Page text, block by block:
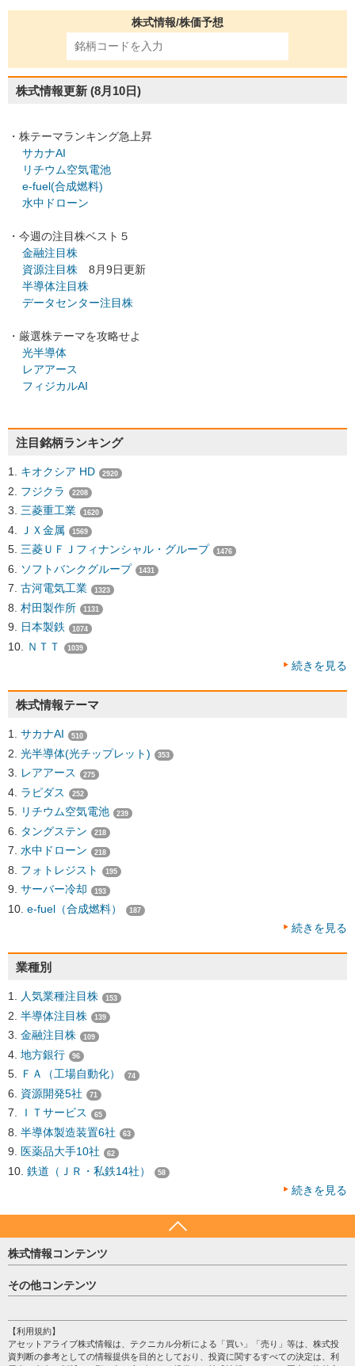
株式情報/株価予想
株式情報更新 (8月10日)
・株テーマランキング急上昇
サカナAI
リチウム空気電池
e-fuel(合成燃料)
水中ドローン
・今週の注目株ベスト５
金融注目株
資源注目株 8月9日更新
半導体注目株
データセンター注目株
・厳選株テーマを攻略せよ
光半導体
レアアース
フィジカルAI
注目銘柄ランキング
キオクシア HD 2920
フジクラ 2208
三菱重工業 1620
ＪＸ金属 1569
三菱ＵＦＪフィナンシャル・グループ 1476
ソフトバンクグループ 1431
古河電気工業 1323
村田製作所 1131
日本製鉄 1074
ＮＴＴ 1039
続きを見る
株式情報テーマ
サカナAI 510
光半導体(光チップレット) 353
レアアース 275
ラピダス 252
リチウム空気電池 239
タングステン 218
水中ドローン 218
フォトレジスト 195
サーバー冷却 193
e-fuel（合成燃料） 187
続きを見る
業種別
人気業種注目株 153
半導体注目株 139
金融注目株 109
地方銀行 96
ＦＡ（工場自動化） 74
資源開発5社 71
ＩＴサービス 65
半導体製造装置6社 63
医薬品大手10社 62
鉄道（ＪＲ・私鉄14社） 58
続きを見る
株式情報コンテンツ
日経平均
売買シグナル
注目銘柄
株テーマ情報
海外市況
その他コンテンツ
個人情報保護方針
プライバシーポリシー
【利用規約】
アセットアライブ株式情報は、テクニカル分析による「買い」「売り」等は、株式投
資判断の参考としての情報提供を目的としており、投資に関するすべての決定は、利